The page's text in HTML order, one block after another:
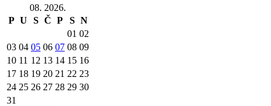
08. 2026.
P U S Č P S N
01 02
03 04 05 06 07 08 09
10 11 12 13 14 15 16
17 18 19 20 21 22 23
24 25 26 27 28 29 30
31